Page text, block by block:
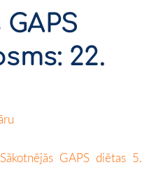
22.
Sākotnējās GAPS diētas 5.